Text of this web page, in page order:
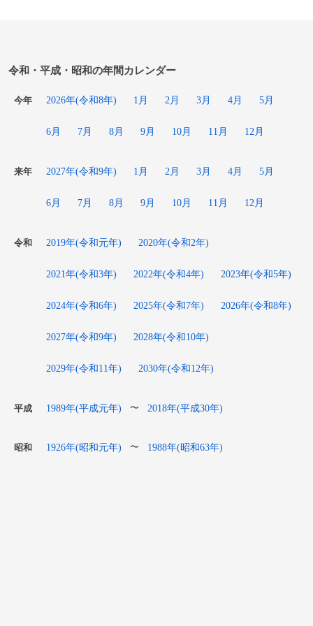
令和・平成・昭和の年間カレンダー
今年 2026年(令和8年) 1月 2月 3月 4月 5月
6月 7月 8月 9月 10月 11月 12月
来年 2027年(令和9年) 1月 2月 3月 4月 5月
6月 7月 8月 9月 10月 11月 12月
令和 2019年(令和元年) 2020年(令和2年)
2021年(令和3年) 2022年(令和4年) 2023年(令和5年)
2024年(令和6年) 2025年(令和7年) 2026年(令和8年)
2027年(令和9年) 2028年(令和10年)
2029年(令和11年) 2030年(令和12年)
平成 1989年(平成元年) 〜 2018年(平成30年)
昭和 1926年(昭和元年) 〜 1988年(昭和63年)